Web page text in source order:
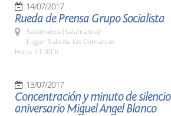
14/07/2017
Rueda de Prensa Grupo Socialista
Salamanca (Salamanca)
Lugar: Sala de las Comarcas
Hora: 11:30 h.
13/07/2017
Concentración y minuto de silencio
aniversario Miguel Angel Blanco